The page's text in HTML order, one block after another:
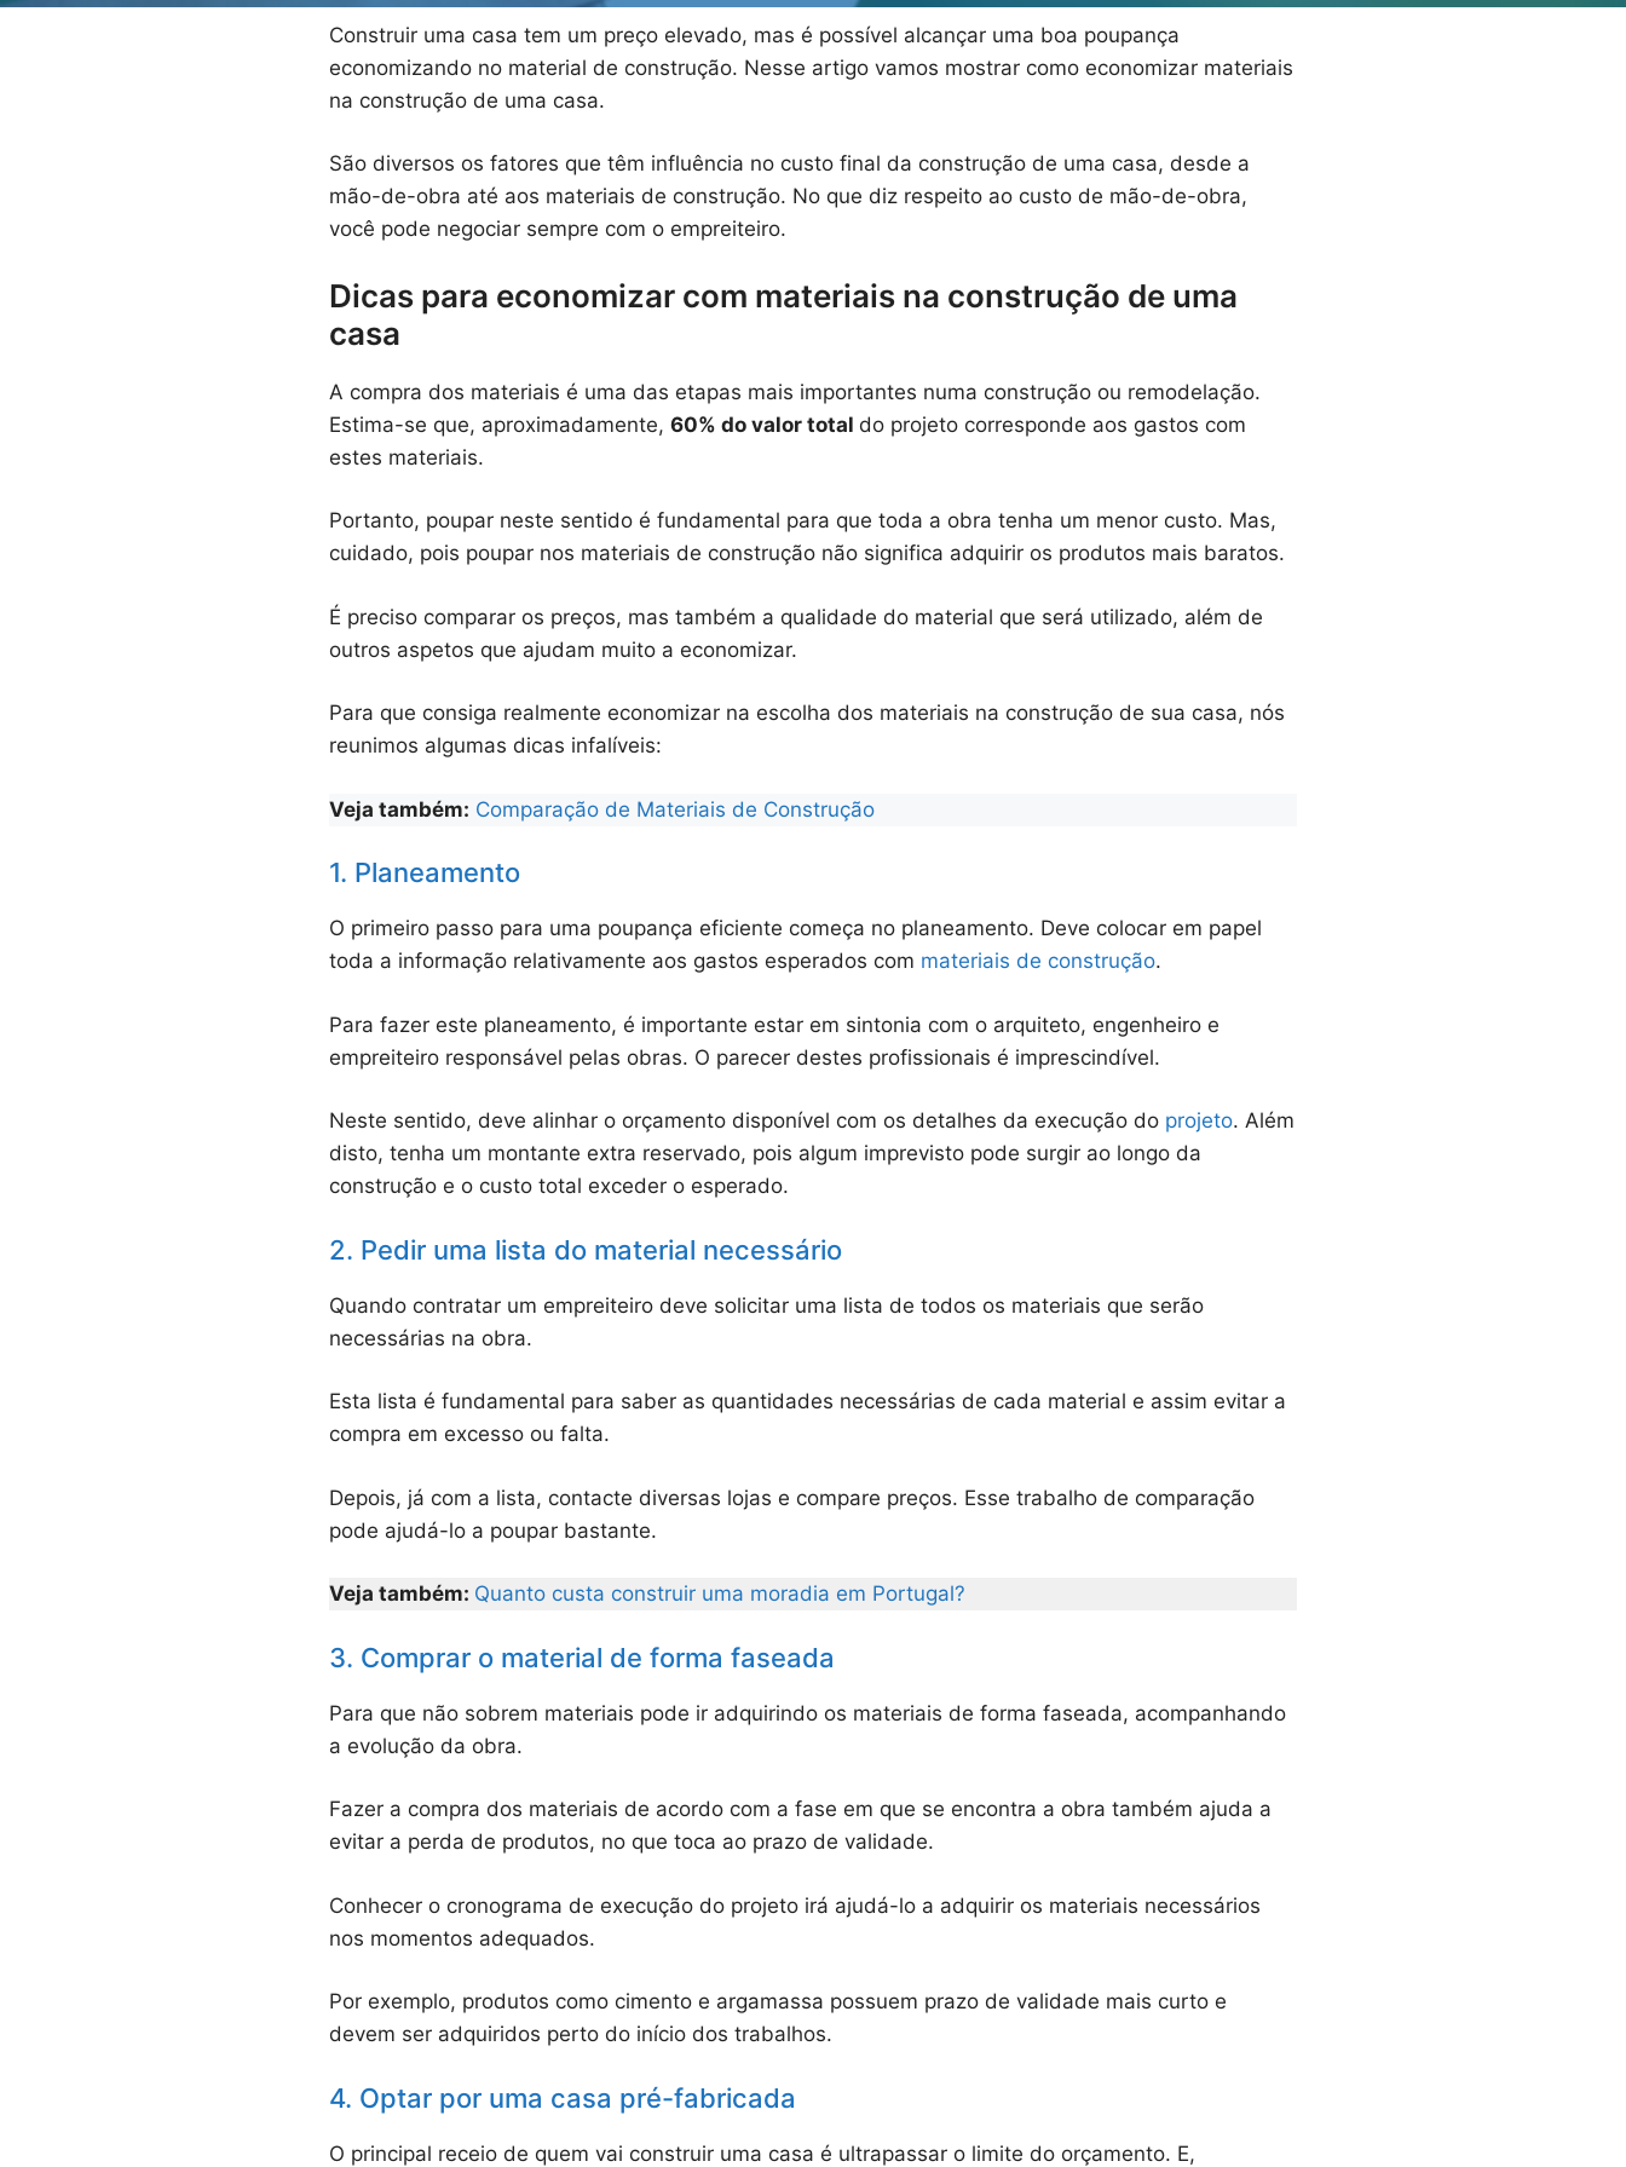
Construir uma casa tem um preço elevado, mas é possível alcançar uma boa poupança
economizando no material de construção. Nesse artigo vamos mostrar como economizar materiais
na construção de uma casa.
São diversos os fatores que têm influência no custo final da construção de uma casa, desde a
mão-de-obra até aos materiais de construção. No que diz respeito ao custo de mão-de-obra,
você pode negociar sempre com o empreiteiro.
Dicas para economizar com materiais na construção de uma
casa
A compra dos materiais é uma das etapas mais importantes numa construção ou remodelação.
Estima-se que, aproximadamente, 60% do valor total do projeto corresponde aos gastos com
estes materiais.
Portanto, poupar neste sentido é fundamental para que toda a obra tenha um menor custo. Mas,
cuidado, pois poupar nos materiais de construção não significa adquirir os produtos mais baratos.
É preciso comparar os preços, mas também a qualidade do material que será utilizado, além de
outros aspetos que ajudam muito a economizar.
Para que consiga realmente economizar na escolha dos materiais na construção de sua casa, nós
reunimos algumas dicas infalíveis:
Veja também: Comparação de Materiais de Construção
1. Planeamento
O primeiro passo para uma poupança eficiente começa no planeamento. Deve colocar em papel
toda a informação relativamente aos gastos esperados com materiais de construção.
Para fazer este planeamento, é importante estar em sintonia com o arquiteto, engenheiro e
empreiteiro responsável pelas obras. O parecer destes profissionais é imprescindível.
Neste sentido, deve alinhar o orçamento disponível com os detalhes da execução do projeto. Além
disto, tenha um montante extra reservado, pois algum imprevisto pode surgir ao longo da
construção e o custo total exceder o esperado.
2. Pedir uma lista do material necessário
Quando contratar um empreiteiro deve solicitar uma lista de todos os materiais que serão
necessárias na obra.
Esta lista é fundamental para saber as quantidades necessárias de cada material e assim evitar a
compra em excesso ou falta.
Depois, já com a lista, contacte diversas lojas e compare preços. Esse trabalho de comparação
pode ajudá-lo a poupar bastante.
Veja também: Quanto custa construir uma moradia em Portugal?
3. Comprar o material de forma faseada
Para que não sobrem materiais pode ir adquirindo os materiais de forma faseada, acompanhando
a evolução da obra.
Fazer a compra dos materiais de acordo com a fase em que se encontra a obra também ajuda a
evitar a perda de produtos, no que toca ao prazo de validade.
Conhecer o cronograma de execução do projeto irá ajudá-lo a adquirir os materiais necessários
nos momentos adequados.
Por exemplo, produtos como cimento e argamassa possuem prazo de validade mais curto e
devem ser adquiridos perto do início dos trabalhos.
4. Optar por uma casa pré-fabricada
O principal receio de quem vai construir uma casa é ultrapassar o limite do orçamento. E,